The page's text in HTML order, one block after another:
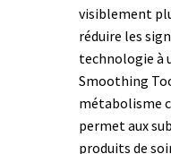
visiblement
réduire les
technologie à
Smoothing
métabolisme
permet aux
produits de